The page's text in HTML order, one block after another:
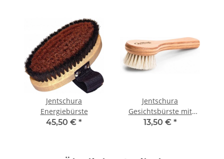
Jentschura
Energiebürste
45,50 € *
Jentschura
Gesichtsbürste mit
Griff
13,50 € *